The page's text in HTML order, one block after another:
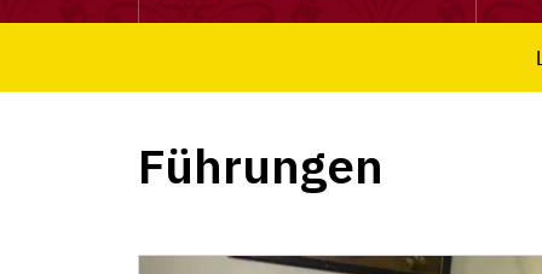
Führungen